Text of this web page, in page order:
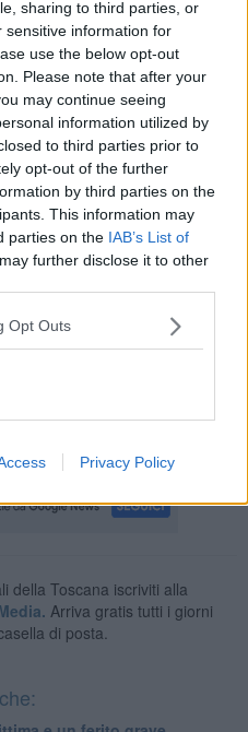
sharing to third parties, or
sensitive information for
use the below opt-out
Please note that after your
may continue seeing
information utilized by
to third parties prior to
opt-out of the further
by third parties on the
This information may
parties on the IAB’s List of
further disclose it to other
Opt Outs
Privacy Policy
omicidio stradale, nel caso
a un 28enne di origini
che, prima dell'alba del 3
a piedi il viadotto dell'Indiano a
pedonale.
procura sono il motociclista,
a seguito dell'impatto, e
il pedone. Sono un cittadino
sono risultati negativi all'esame
dell'incarico per l'autopsia: si
l'impatto che ha determinato la
gli accertamenti per capire
della Toscana iscriviti alla
Arriva gratis tutti i giorni
di posta.